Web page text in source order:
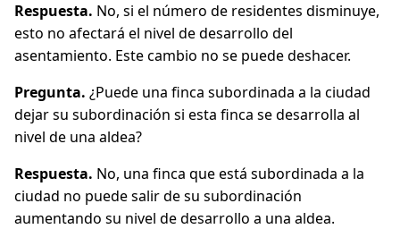
Respuesta. No, si el número de residentes disminuye,
esto no afectará el nivel de desarrollo del
asentamiento. Este cambio no se puede deshacer.
Pregunta. ¿Puede una finca subordinada a la ciudad
dejar su subordinación si esta finca se desarrolla al
nivel de una aldea?
Respuesta. No, una finca que está subordinada a la
ciudad no puede salir de su subordinación
aumentando su nivel de desarrollo a una aldea.